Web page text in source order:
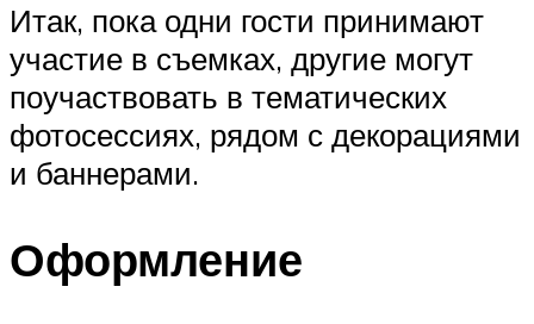
Итак, пока одни гости принимают
участие в съемках, другие могут
поучаствовать в тематических
фотосессиях, рядом с декорациями
и баннерами.
Оформление